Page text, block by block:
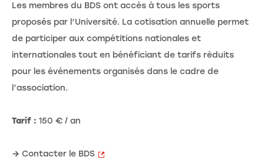
Les membres du BDS ont accès à tous les sports
proposés par l’Université. La cotisation annuelle permet
de participer aux compétitions nationales et
internationales tout en bénéficiant de tarifs réduits
pour les événements organisés dans le cadre de
l’association.
Tarif : 150 € / an
→ Contacter le BDS